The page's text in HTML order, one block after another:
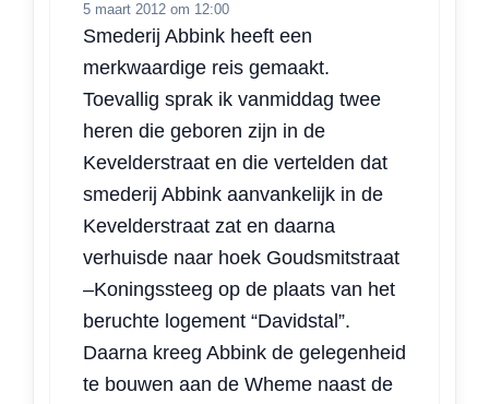
5 maart 2012 om 12:00
Smederij Abbink heeft een
merkwaardige reis gemaakt.
Toevallig sprak ik vanmiddag twee
heren die geboren zijn in de
Kevelderstraat en die vertelden dat
smederij Abbink aanvankelijk in de
Kevelderstraat zat en daarna
verhuisde naar hoek Goudsmitstraat
–Koningssteeg op de plaats van het
beruchte logement “Davidstal”.
Daarna kreeg Abbink de gelegenheid
te bouwen aan de Wheme naast de